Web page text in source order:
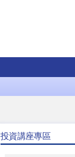
投資講座專區